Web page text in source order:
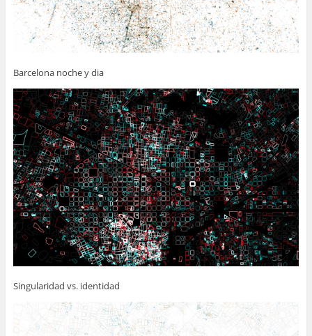
Barcelona noche y dia
Singularidad vs. identidad